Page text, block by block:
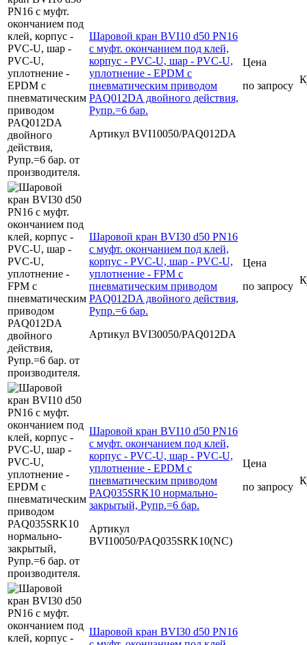
Шаровой кран BVI10 d50 PN16
с муфт. окончанием под клей,
корпус - PVC-U, шар - PVC-U,
уплотнение - EPDM с
пневматическим приводом
PAQ012DA двойного действия,
Рупр.=6 бар.
Артикул BVI10050/PAQ012DA
Цена
по запросу
Шаровой кран BVI30 d50 PN16
с муфт. окончанием под клей,
корпус - PVC-U, шар - PVC-U,
уплотнение - FPM с
пневматическим приводом
PAQ012DA двойного действия,
Рупр.=6 бар.
Артикул BVI30050/PAQ012DA
Цена
по запросу
Шаровой кран BVI10 d50 PN16
с муфт. окончанием под клей,
корпус - PVC-U, шар - PVC-U,
уплотнение - EPDM с
пневматическим приводом
PAQ035SRK10 нормально-
закрытый, Рупр.=6 бар.
Артикул
BVI10050/PAQ035SRK10(NC)
Цена
по запросу
Шаровой кран BVI30 d50 PN16